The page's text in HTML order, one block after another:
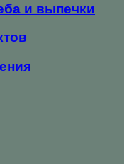
и выпечки